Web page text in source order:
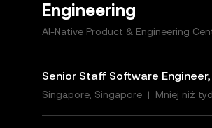
Engineering
AI-Native Product & Engineering
Senior Staff Software
Singapore, Singapore | Mniej niż